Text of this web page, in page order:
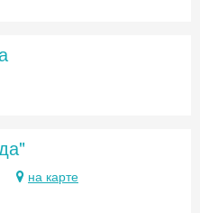
на карте